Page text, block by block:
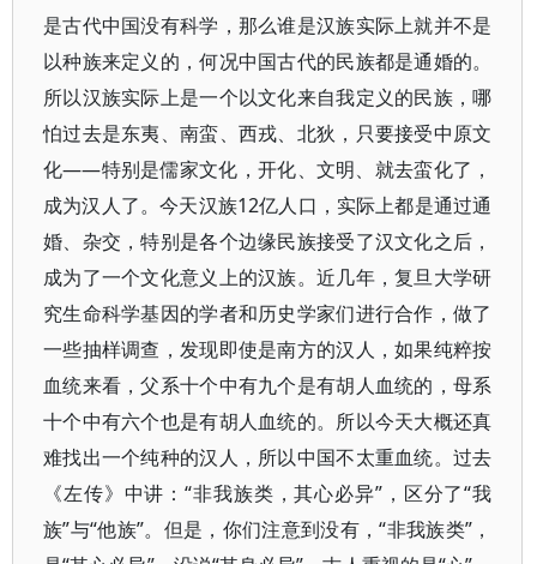
是古代中国没有科学，那么谁是汉族实际上就并不是
以种族来定义的，何况中国古代的民族都是通婚的。
所以汉族实际上是一个以文化来自我定义的民族，哪
怕过去是东夷、南蛮、西戎、北狄，只要接受中原文
化——特别是儒家文化，开化、文明、就去蛮化了，
成为汉人了。今天汉族12亿人口，实际上都是通过通
婚、杂交，特别是各个边缘民族接受了汉文化之后，
成为了一个文化意义上的汉族。近几年，复旦大学研
究生命科学基因的学者和历史学家们进行合作，做了
一些抽样调查，发现即使是南方的汉人，如果纯粹按
血统来看，父系十个中有九个是有胡人血统的，母系
十个中有六个也是有胡人血统的。所以今天大概还真
难找出一个纯种的汉人，所以中国不太重血统。过去
《左传》中讲：“非我族类，其心必异”，区分了“我
族”与“他族”。但是，你们注意到没有，“非我族类”，